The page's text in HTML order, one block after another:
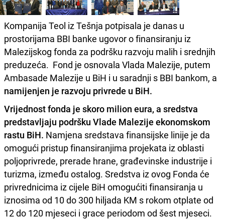
Kompanija Teol iz Tešnja potpisala je danas u
prostorijama BBI banke ugovor o finansiranju iz
Malezijskog fonda za podršku razvoju malih i srednjih
preduzeća. Fond je osnovala Vlada Malezije, putem
Ambasade Malezije u BiH i u saradnji s BBI bankom, a
namijenjen je razvoju privrede u BiH.
Vrijednost fonda je skoro milion eura, a sredstva
predstavljaju podršku Vlade Malezije ekonomskom
rastu BiH. Namjena sredstava finansijske linije je da
omogući pristup finansiranjima projekata iz oblasti
poljoprivrede, prerade hrane, građevinske industrije i
turizma, između ostalog. Sredstva iz ovog Fonda će
privrednicima iz cijele BiH omogućiti finansiranja u
iznosima od 10 do 300 hiljada KM s rokom otplate od
12 do 120 mjeseci i grace periodom od šest mjeseci.